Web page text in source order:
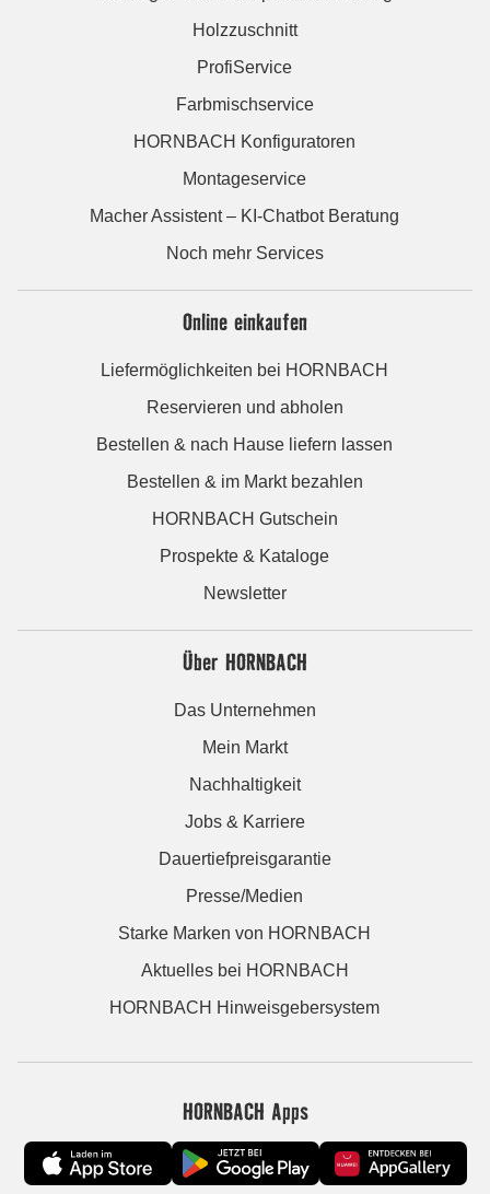
Holzzuschnitt
ProfiService
Farbmischservice
HORNBACH Konfiguratoren
Montageservice
Macher Assistent – KI-Chatbot Beratung
Noch mehr Services
Online einkaufen
Liefermöglichkeiten bei HORNBACH
Reservieren und abholen
Bestellen & nach Hause liefern lassen
Bestellen & im Markt bezahlen
HORNBACH Gutschein
Prospekte & Kataloge
Newsletter
Über HORNBACH
Das Unternehmen
Mein Markt
Nachhaltigkeit
Jobs & Karriere
Dauertiefpreisgarantie
Presse/Medien
Starke Marken von HORNBACH
Aktuelles bei HORNBACH
HORNBACH Hinweisgebersystem
HORNBACH Apps